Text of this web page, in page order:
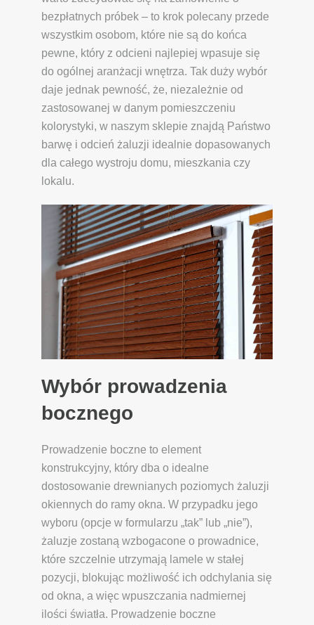
bezpłatnych próbek – to krok polecany przede
wszystkim osobom, które nie są do końca
pewne, który z odcieni najlepiej wpasuje się
do ogólnej aranżacji wnętrza. Tak duży wybór
daje jednak pewność, że, niezależnie od
zastosowanej w danym pomieszczeniu
kolorystyki, w naszym sklepie znajdą Państwo
barwę i odcień żaluzji idealnie dopasowanych
dla całego wystroju domu, mieszkania czy
lokalu.
Wybór prowadzenia
bocznego
Prowadzenie boczne to element
konstrukcyjny, który dba o idealne
dostosowanie drewnianych poziomych żaluzji
okiennych do ramy okna. W przypadku jego
wyboru (opcje w formularzu „tak” lub „nie”),
żaluzje zostaną wzbogacone o prowadnice,
które szczelnie utrzymają lamele w stałej
pozycji, blokując możliwość ich odchylania się
od okna, a więc wpuszczania nadmiernej
ilości światła. Prowadzenie boczne